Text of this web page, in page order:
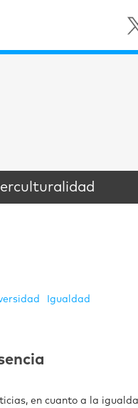
Igualdad
en cuanto a la